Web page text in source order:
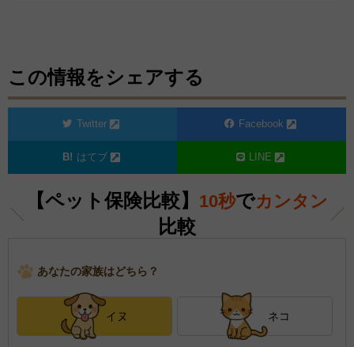
この情報をシェアする
Twitter Facebook
はてブ LINE
【ペット保険比較】 10秒でカンタン
比較
あなたの家族はどちら？
イヌ ネコ